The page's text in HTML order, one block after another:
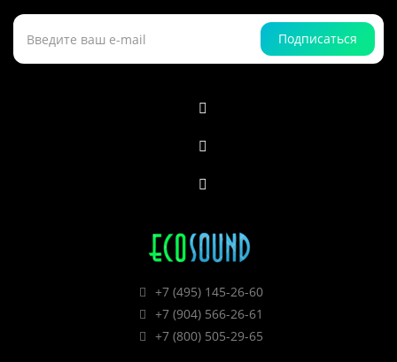
Подписаться
+7 (495) 145-26-60
+7 (904) 566-26-61
+7 (800) 505-29-65